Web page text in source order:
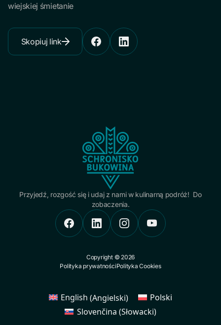
wiejskiej śmietanie
Skopiuj link
Przyjedź, rozgość się i udaj z nami w kulinarną podróż! Do
zobaczenia.
Copyright © 2026
Polityka prywatnościPolityka Cookies
English (Angielski)
Polski
Slovenčina (Słowacki)